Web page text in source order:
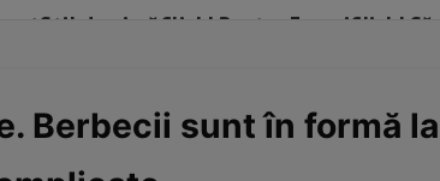
Stil de viațăClick! Pentru FemeiClick!
Berbecii sunt în formă